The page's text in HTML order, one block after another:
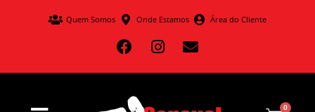
Quem Somos Onde Estamos Área do Cliente
0